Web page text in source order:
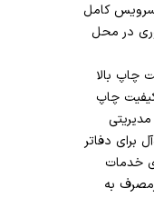
کامل
در محل
چاپ بالا
کیفیت چاپ
برای دفاتر
خدمات
به